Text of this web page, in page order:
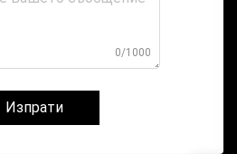
0/1000
Изпрати